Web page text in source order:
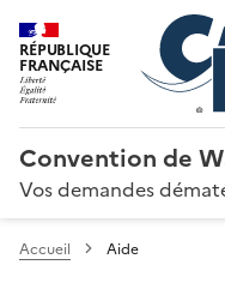
RÉPUBLIQUE
FRANÇAISE
Convention de
Vos demandes
Accueil Aide